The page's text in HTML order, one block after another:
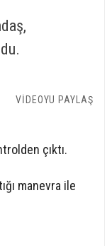
VİDEOYU PAYLAŞ
çıktı.
manevra ile